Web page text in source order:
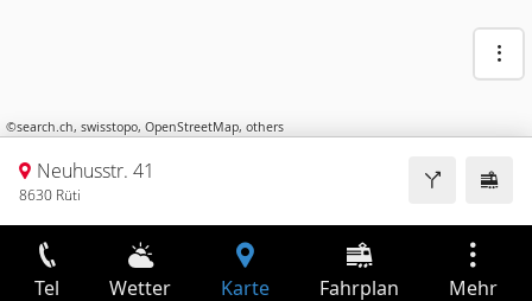
©search.ch, swisstopo, OpenStreetMap, others
Neuhusstr. 41
8630 Rüti
Tel Wetter Karte Fahrplan Mehr